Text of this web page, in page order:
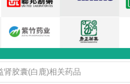
肾胶囊(白鹿)相关药品